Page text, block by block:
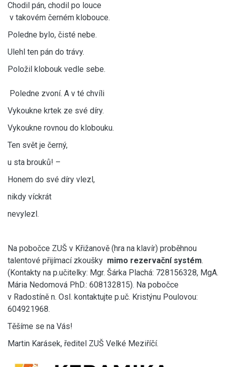
Chodil pán, chodil po louce
v takovém černém klobouce.
Poledne bylo, čisté nebe.
Ulehl ten pán do trávy.
Položil klobouk vedle sebe.
Poledne zvoní. A v té chvíli
Vykoukne krtek ze své díry.
Vykoukne rovnou do klobouku.
Ten svět je černý,
u sta brouků! –
Honem do své díry vlezl,
nikdy víckrát
nevylezl.
Na pobočce ZUŠ v Křižanově (hra na klavír) proběhnou
talentové přijímací zkoušky mimo rezervační systém.
(Kontakty na p.učitelky: Mgr. Šárka Plachá: 728156328, MgA.
Mária Nedomová PhD.: 608132815). Na pobočce
v Radostíně n. Osl. kontaktujte p.uč. Kristýnu Poulovou:
604921968.
Těšíme se na Vás!
Martin Karásek, ředitel ZUŠ Velké Meziříčí.